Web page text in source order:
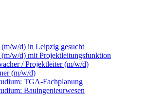
w/d) in Leipzig gesucht
w/d) mit Projektleitungsfunktion
/ Projektleiter (m/w/d)
(m/w/d)
TGA-Fachplanung
Bauingenieurwesen